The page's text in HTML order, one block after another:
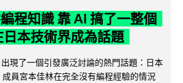
程知識 靠 AI 搞了一整個
日本技術界成為話題
現了一個引發廣泛討論的熱門話題：日本
員宮本佳林在完全沒有編程經驗的情況